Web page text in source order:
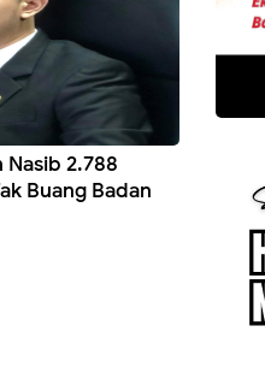
Nasib 2.788
Buang Badan